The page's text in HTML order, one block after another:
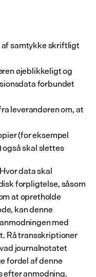
samtykke skriftligt
øjeblikkeligt og
forbundet
leverandøren om, at
(for eksempel
skal slettes
data skal
forpligtelse, såsom
at opretholde
kan denne
med
Rå transskriptioner
journalnotatet
fordel af denne
efter anmodning.